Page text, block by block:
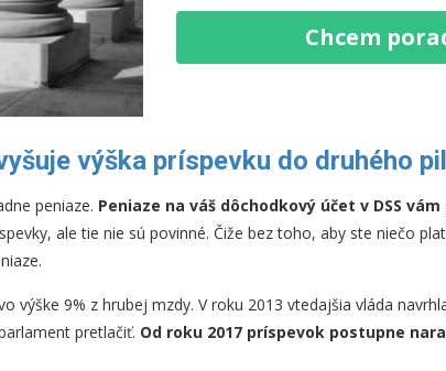
Chcem
výška príspevku do druhého
peniaze. Peniaze na váš dôchodkový účet v DSS
ale tie nie sú povinné. Čiže bez toho, aby ste niečo
výške 9% z hrubej mzdy. V roku 2013 vtedajšia vláda
pretlačiť. Od roku 2017 príspevok postupne